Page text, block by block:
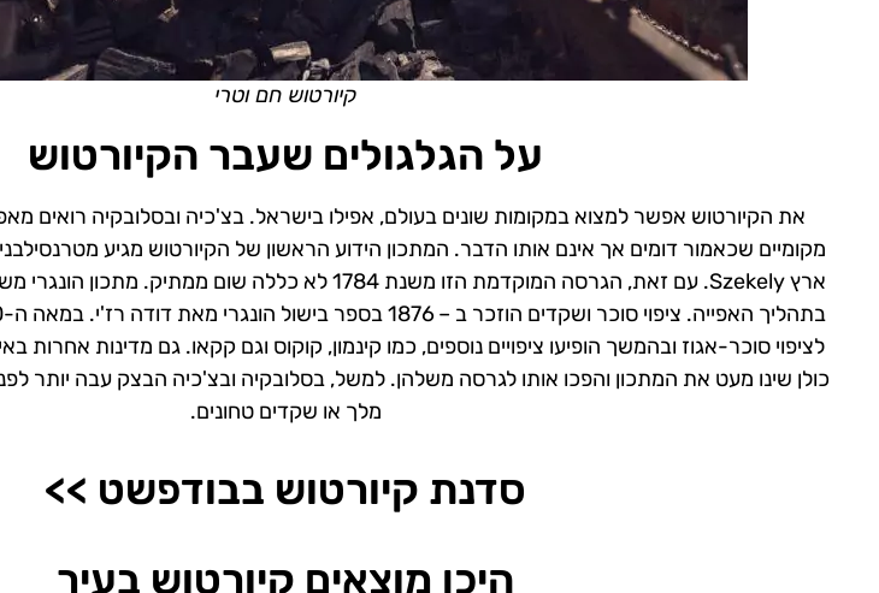
קיורטוש חם וטרי
על הגלגולים שעבר הקיורטוש
את הקיורטוש אפשר למצוא במקומות שונים בעולם, אפילו בישראל. בצ'כיה ובסלובקיה רואים
מקומיים שכאמור דומים אך אינם אותו הדבר. המתכון הידוע הראשון של הקיורטוש מגיע
לציפוי סוכר-אגוז ובהמשך הופיעו ציפויים נוספים, כמו קינמון, קוקוס וגם קקאו. גם מדינות אחרות
כולן שינו מעט את המתכון והפכו אותו לגרסה משלהן. למשל, בסלובקיה ובצ'כיה הבצק עבה יותר
מלך או שקדים טחונים.
סדנת קיורטוש בבודפשט >>
היכן מוצאים קיורטוש בעיר